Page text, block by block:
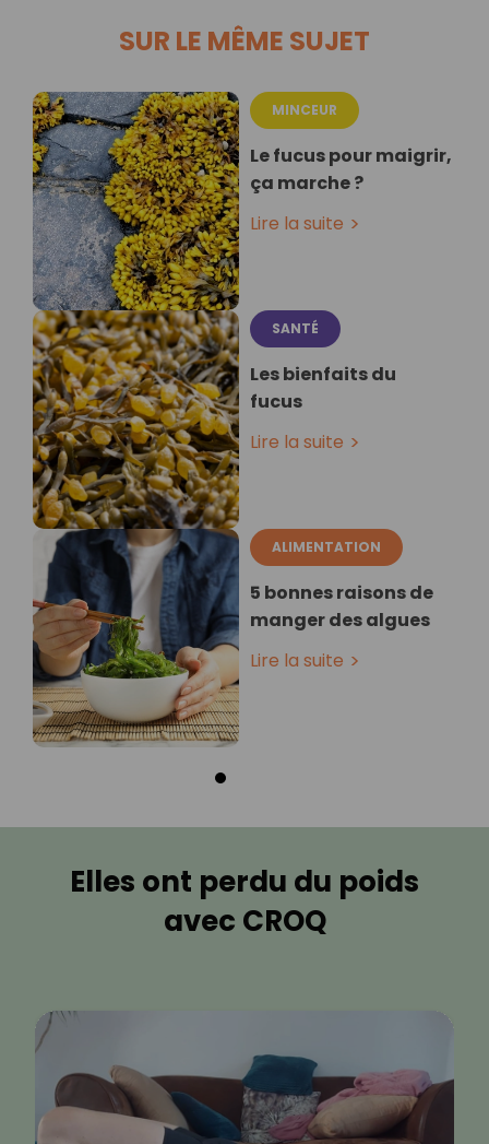
SUR LE MÊME SUJET
MINCEUR
Le fucus pour maigrir,
ça marche ?
Lire la suite
SANTÉ
Les bienfaits du
fucus
Lire la suite
ALIMENTATION
5 bonnes raisons de
manger des algues
Lire la suite
Elles ont perdu du poids
avec CROQ